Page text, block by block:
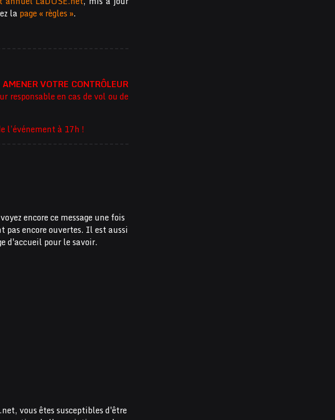
la page « règles ».
VOTRE CONTRÔLEUR
responsable en cas de vol ou de
l’événement à 17h !
encore ce message une fois
pas encore ouvertes. Il est aussi
d'accueil pour le savoir.
vous êtes susceptibles d'être